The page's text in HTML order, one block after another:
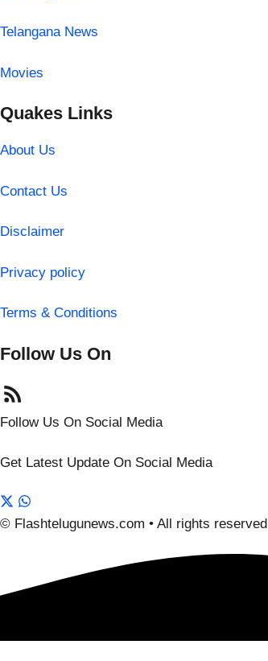
Telangana News
Movies
Quakes Links
About Us
Contact Us
Disclaimer
Privacy policy
Terms & Conditions
Follow Us On
Follow Us On Social Media
Get Latest Update On Social Media
© Flashtelugunews.com • All rights reserved